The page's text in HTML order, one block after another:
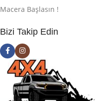
Macera Başlasın !
Bizi Takip Edin